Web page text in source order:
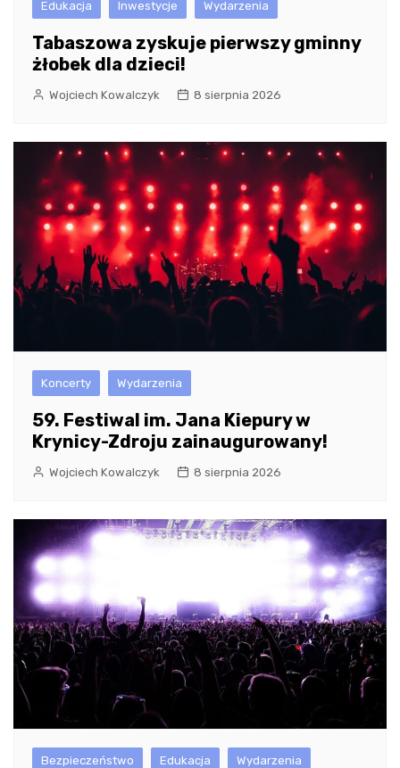
Edukacja Inwestycje Wydarzenia
Tabaszowa zyskuje pierwszy gminny
żłobek dla dzieci!
Wojciech Kowalczyk 8 sierpnia 2026
Koncerty Wydarzenia
59. Festiwal im. Jana Kiepury w
Krynicy-Zdroju zainaugurowany!
Wojciech Kowalczyk 8 sierpnia 2026
Bezpieczeństwo Edukacja Wydarzenia